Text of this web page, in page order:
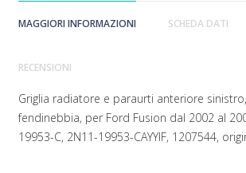
MAGGIORI INFORMAZIONI SCHEDA DATI
RECENSIONI
Griglia radiatore e paraurti anteriore
fendinebbia, per Ford Fusion dal 2002 al
19953-C, 2N11-19953-CAYYIF, 1207544,